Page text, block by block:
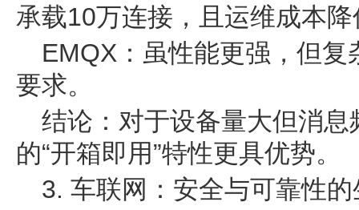
承载10万连接，且运维成本
EMQX：虽性能更强，但
要求。
结论：对于设备量大但消
的“开箱即用”特性更具优势。
3. 车联网：安全与可靠性